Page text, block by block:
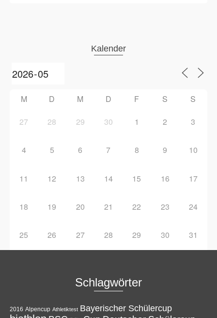
Kalender
M D M D F S S
27 28 29 30 1 2 3
4 5 6 7 8 9 10
11 12 13 14 15 16 17
18 19 20 21 22 23 24
25 26 27 28 29 30 31
Schlagwörter
2016 Alpencup Athletiktest Bayerischer Schülercup